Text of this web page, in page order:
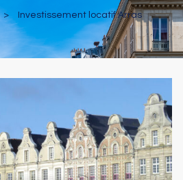
> Investissement locatif Arras